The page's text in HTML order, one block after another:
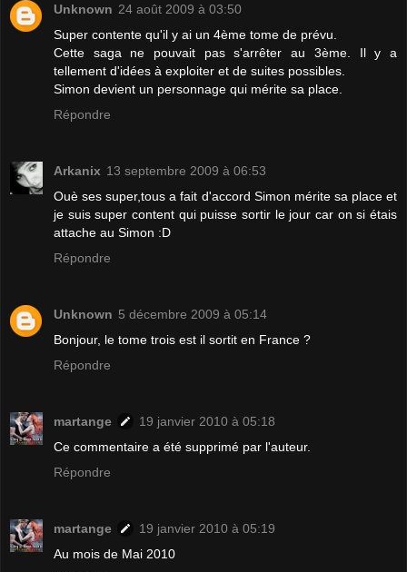
Unknown 24 août 2009 à 03:50
Super contente qu'il y ai un 4ème tome de prévu.
Cette saga ne pouvait pas s'arrêter au 3ème. Il y a
tellement d'idées à exploiter et de suites possibles.
Simon devient un personnage qui mérite sa place.
Répondre
Arkanix 13 septembre 2009 à 06:53
Ouè ses super,tous a fait d'accord Simon mérite sa place et
je suis super content qui puisse sortir le jour car on si étais
attache au Simon :D
Répondre
Unknown 5 décembre 2009 à 05:14
Bonjour, le tome trois est il sortit en France ?
Répondre
martange
19 janvier 2010 à 05:18
Ce commentaire a été supprimé par l'auteur.
Répondre
martange
19 janvier 2010 à 05:19
Au mois de Mai 2010